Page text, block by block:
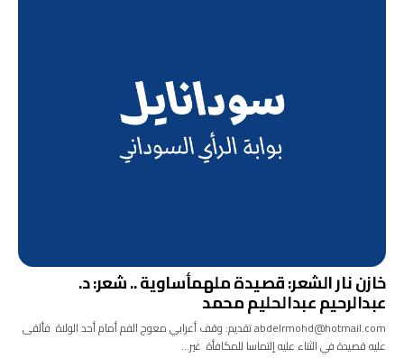
خازن نار الشعر: قصيدة ملهمأساوية .. شعر: د.
عبدالرحيم عبدالحليم محمد
abdelrmohd@hotmail.com تقديم: وقف أعرابي معوج الفم أمام أحد الولاة فألقى
عليه قصيدة في الثناء عليه إلتماسا للمكافأة غير…